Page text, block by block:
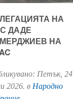
НА
ДАДЕ
НА
Петък, 24
2026. в Народно